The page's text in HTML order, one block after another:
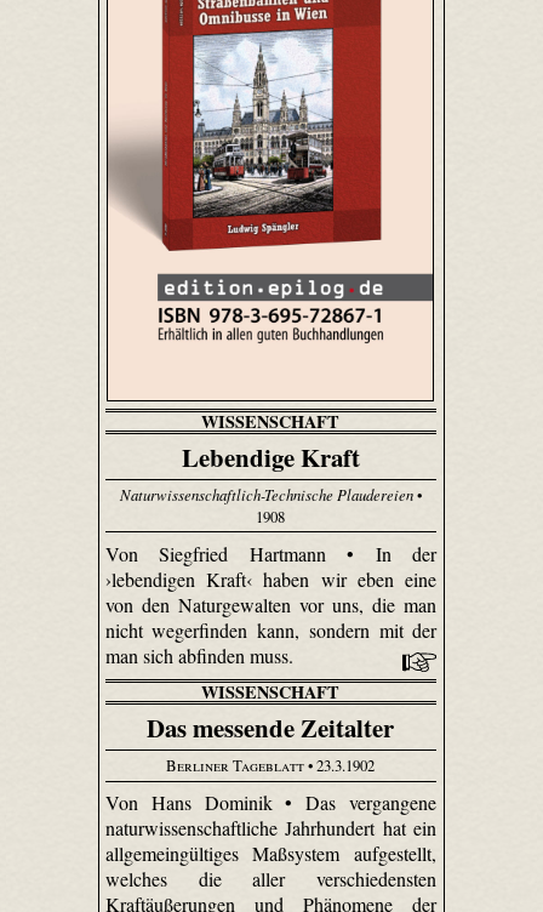
WISSENSCHAFT
Lebendige Kraft
Naturwissenschaftlich-Technische Plaudereien•
1908
Von Siegfried Hartmann • In der
›lebendigen Kraft‹ haben wir eben eine
von den Naturgewalten vor uns, die man
nicht weg­erfinden kann, sondern mit der
man sich abfinden muss.
WISSENSCHAFT
Das messende Zeitalter
Berliner Tageblatt• 23.3.1902
Von Hans Dominik • Das vergangene
naturwissenschaftliche Jahrhundert hat ein
allgemeingültiges Maßsystem aufgestellt,
welches die aller verschiedensten
Kraftäußerungen und Phänomene der